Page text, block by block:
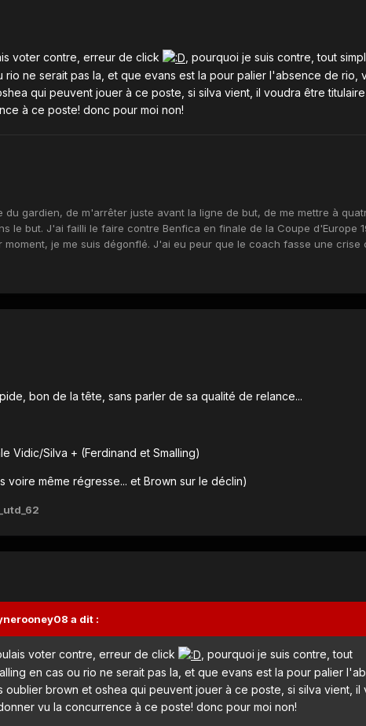
voter contre, erreur de click
, pourquoi je suis contre, tout
rio ne serait pas la, et que evans est la pour palier l'absence de rio,
qui peuvent jouer à ce poste, si silva vient, il voudra être
à ce poste! donc pour moi non!
gardien, de m'arrêter juste avant la ligne de but, de me mettre à
le but. J'ai failli le faire contre Benfica en finale de la Coupe d'Europe
moment, je me suis dégonflé. J'ai eu peur que le coach fasse une crise
bon de la tête, sans parler de sa qualité de relance...
Vidic/Silva + (Ferdinand et Smalling)
voire même régresse... et Brown sur le déclin)
a dit :
voter contre, erreur de click
, pourquoi je suis contre, tout
en cas ou rio ne serait pas la, et que evans est la pour palier
oublier brown et oshea qui peuvent jouer à ce poste, si silva vient, il
vu la concurrence à ce poste! donc pour moi non!